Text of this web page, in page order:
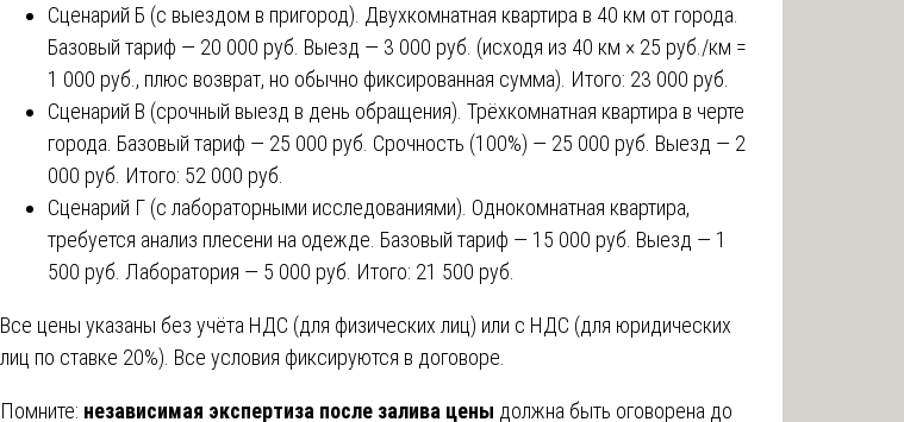
Сценарий Б (с выездом в пригород). Двухкомнатная квартира в 40 км от города.
Базовый тариф — 20 000 руб. Выезд — 3 000 руб. (исходя из 40 км × 25 руб./км =
1 000 руб., плюс возврат, но обычно фиксированная сумма). Итого: 23 000 руб.
Сценарий В (срочный выезд в день обращения). Трёхкомнатная квартира в черте
города. Базовый тариф — 25 000 руб. Срочность (100%) — 25 000 руб. Выезд — 2
000 руб. Итого: 52 000 руб.
Сценарий Г (с лабораторными исследованиями). Однокомнатная квартира,
требуется анализ плесени на одежде. Базовый тариф — 15 000 руб. Выезд — 1
500 руб. Лаборатория — 5 000 руб. Итого: 21 500 руб.
Все цены указаны без учёта НДС (для физических лиц) или с НДС (для юридических
лиц по ставке 20%). Все условия фиксируются в договоре.
Помните: независимая экспертиза после залива цены должна быть оговорена до